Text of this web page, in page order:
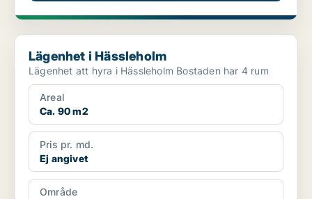
Lägenhet i Hässleholm
Lägenhet i Hässleholm
Lägenhet att hyra i Hässleholm Bostaden har 4 rum
Areal
Ca. 90 m2
Pris pr. md.
Ej angivet
Område